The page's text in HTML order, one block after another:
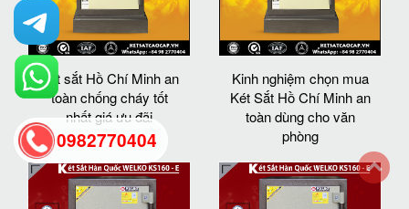
Két sắt Hồ Chí Minh an
toàn chống cháy tốt
nhất giá ưu đãi
Kinh nghiệm chọn mua
Két Sắt Hồ Chí Minh an
toàn dùng cho văn
phòng
0982770404